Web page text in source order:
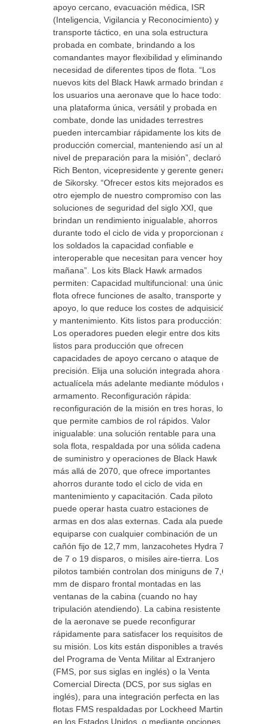
apoyo cercano, evacuación médica, ISR
(Inteligencia, Vigilancia y Reconocimiento) y
transporte táctico, en una sola estructura
probada en combate, brindando a los
comandantes mayor flexibilidad y eliminando la
necesidad de diferentes tipos de flota. “Los
nuevos kits del Black Hawk armado brindan a
los usuarios una aeronave que lo hace todo:
una plataforma única, versátil y probada en
combate, donde las unidades terrestres
pueden intercambiar rápidamente los kits de
producción comercial, manteniendo así un alto
nivel de preparación para la misión”, declaró
Rich Benton, vicepresidente y gerente general
de Sikorsky. “Ofrecer estos kits mejorados es
otro ejemplo de nuestro compromiso con las
soluciones de seguridad del siglo XXI, que
brindan un rendimiento inigualable, ahorros
durante todo el ciclo de vida y proporcionan a
los soldados la capacidad confiable e
interoperable que necesitan para vencer hoy y
mañana”. Los kits Black Hawk armados
permiten: Capacidad multifuncional: una única
flota ofrece funciones de asalto, transporte y
apoyo, lo que reduce los costes de adquisición
y mantenimiento. Kits listos para producción:
Los operadores pueden elegir entre dos kits
listos para producción que ofrecen
capacidades de apoyo cercano o ataque de
precisión. Elija una solución integrada ahora o
actualícela más adelante mediante módulos de
armamento. Reconfiguración rápida:
reconfiguración de la misión en tres horas, lo
que permite cambios de rol rápidos. Valor
inigualable: una solución rentable para una
sola flota, respaldada por una sólida cadena
de suministro y operaciones de Black Hawk
más allá de 2070, que ofrece importantes
ahorros durante todo el ciclo de vida en
mantenimiento y capacitación. Cada piloto
puede operar hasta cuatro estaciones de
armas en dos alas externas. Cada ala puede
equiparse con cualquier combinación de un
cañón fijo de 12,7 mm, lanzacohetes Hydra 70
de 7 o 19 disparos, o misiles aire-tierra. Los
pilotos también controlan dos miniguns de 7,62
mm de disparo frontal montadas en las
ventanas de la cabina (cuando no hay
tripulación atendiendo). La cabina resistente
de la aeronave se puede reconfigurar
rápidamente para satisfacer los requisitos de
su misión. Los kits están disponibles a través
del Programa de Venta Militar al Extranjero
(FMS, por sus siglas en inglés) o la Venta
Comercial Directa (DCS, por sus siglas en
inglés), para una integración perfecta en las
flotas FMS respaldadas por Lockheed Martin
en los Estados Unidos, o mediante opciones